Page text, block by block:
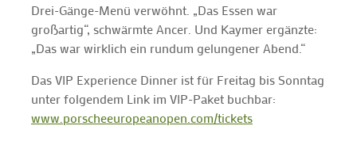
Drei-Gänge-Menü verwöhnt. „Das Essen war
großartig“, schwärmte Ancer. Und Kaymer ergänzte:
„Das war wirklich ein rundum gelungener Abend.“
Das VIP Experience Dinner ist für Freitag bis Sonntag
unter folgendem Link im VIP-Paket buchbar:
www.porscheeuropeanopen.com/tickets